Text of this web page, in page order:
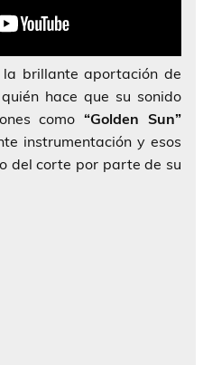
brillante aportación de
hace que su sonido
como“Golden Sun”
instrumentación y esos
del corte por parte de su